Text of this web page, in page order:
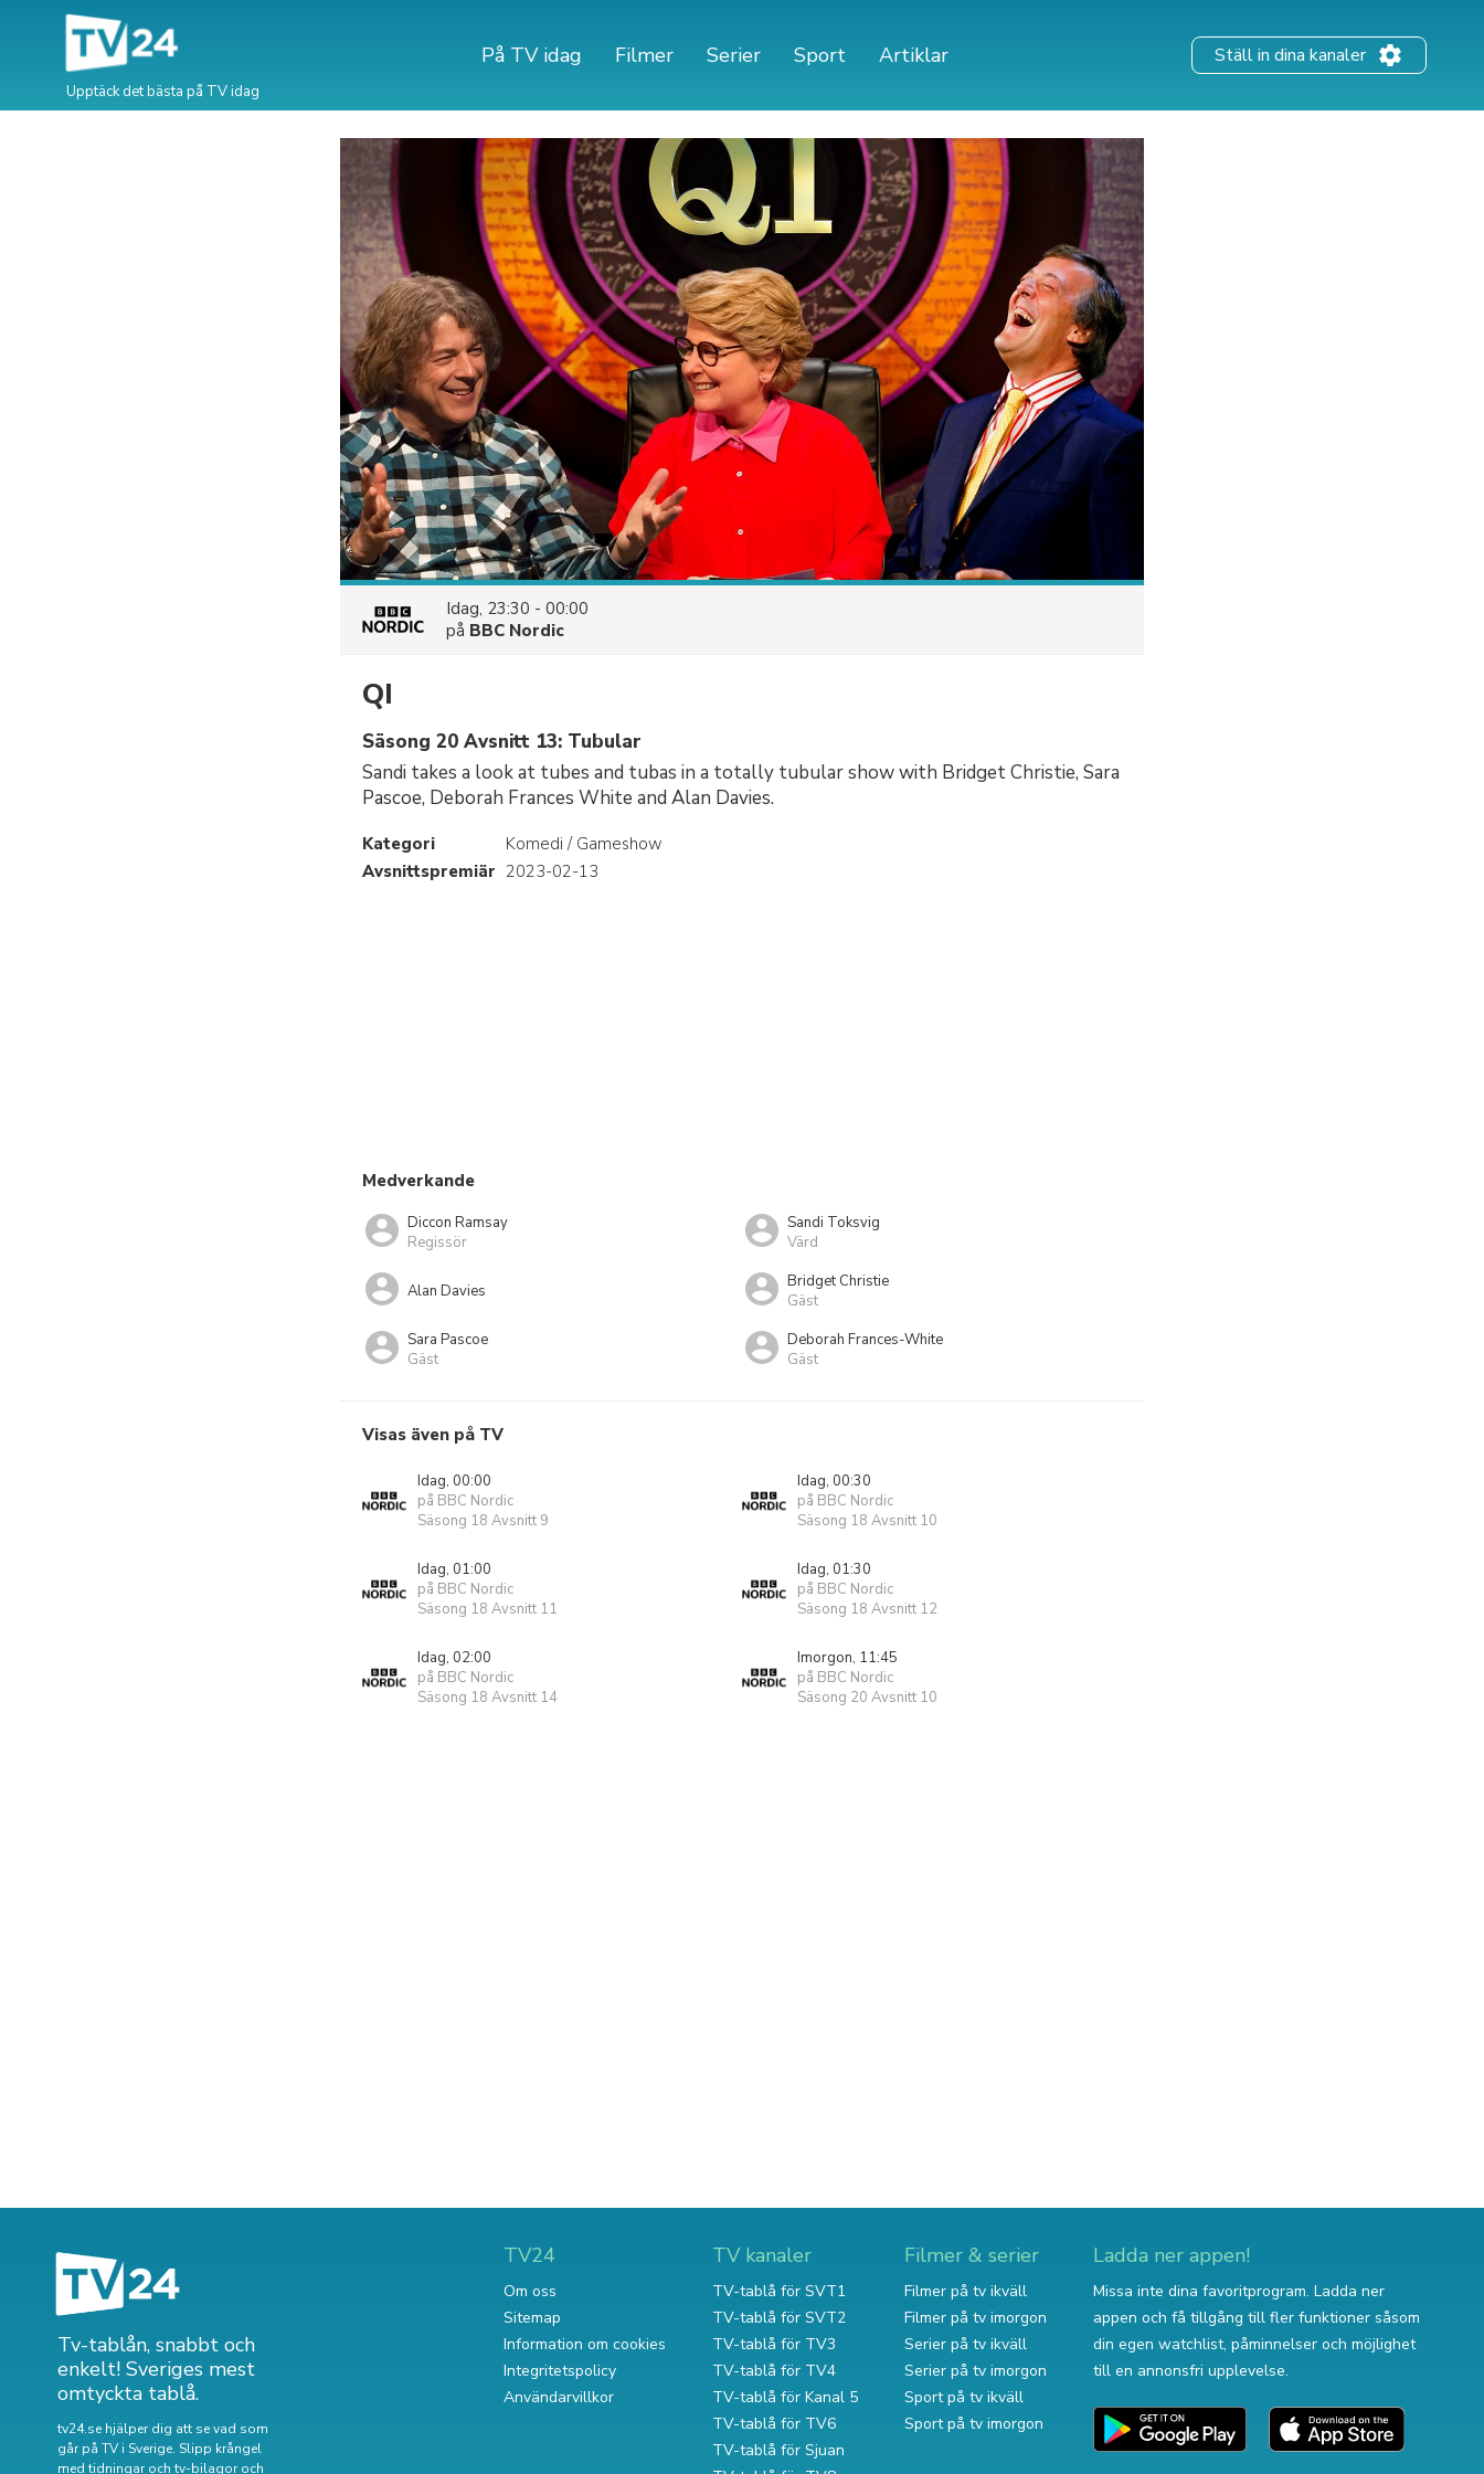
Upptäck det bästa på TV idag
På TV idag Filmer Serier Sport Artiklar Ställ in dina kanaler
Idag, 23:30 - 00:00
på BBC Nordic
QI
Säsong 20 Avsnitt 13: Tubular
Sandi takes a look at tubes and tubas in a totally tubular show with Bridget Christie, Sara
Pascoe, Deborah Frances White and Alan Davies.
Kategori
Komedi / Gameshow
Avsnittspremiär 2023-02-13
Medverkande
Diccon Ramsay
Regissör
Sandi Toksvig
Värd
Alan Davies
Bridget Christie
Gäst
Sara Pascoe
Gäst
Deborah Frances-White
Gäst
Visas även på TV
Idag, 00:00
på BBC Nordic
Säsong 18 Avsnitt 9
Idag, 00:30
på BBC Nordic
Säsong 18 Avsnitt 10
Idag, 01:00
på BBC Nordic
Säsong 18 Avsnitt 11
Idag, 01:30
på BBC Nordic
Säsong 18 Avsnitt 12
Idag, 02:00
på BBC Nordic
Säsong 18 Avsnitt 14
Imorgon, 11:45
på BBC Nordic
Säsong 20 Avsnitt 10
Tv-tablån, snabbt och
enkelt! Sveriges mest
omtyckta tablå.
tv24.se hjälper dig att se vad som
går på TV i Sverige. Slipp krångel
med tidningar och tv-bilagor och
TV24
Om oss
Sitemap
Information om cookies
Integritetspolicy
Användarvillkor
TV kanaler
TV-tablå för SVT1
TV-tablå för SVT2
TV-tablå för TV3
TV-tablå för TV4
TV-tablå för Kanal 5
TV-tablå för TV6
TV-tablå för Sjuan
Filmer & serier
Filmer på tv ikväll
Filmer på tv imorgon
Serier på tv ikväll
Serier på tv imorgon
Sport på tv ikväll
Sport på tv imorgon
Ladda ner appen!
Missa inte dina favoritprogram. Ladda ner
appen och få tillgång till fler funktioner såsom
din egen watchlist, påminnelser och möjlighet
till en annonsfri upplevelse.